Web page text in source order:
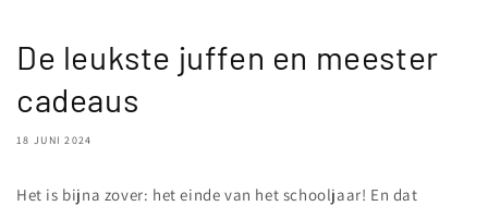
De leukste juffen en meester
cadeaus
18 JUNI 2024
Het is bijna zover: het einde van het schooljaar! En dat